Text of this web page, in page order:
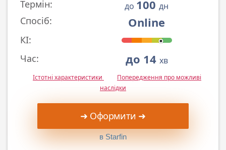
Термін: до 100 дн
Спосіб: Online
КІ:
Час:
до 14 хв
Істотні характеристики
Попередження про можливі
наслідки
➜ Оформити ➜
в Starfin